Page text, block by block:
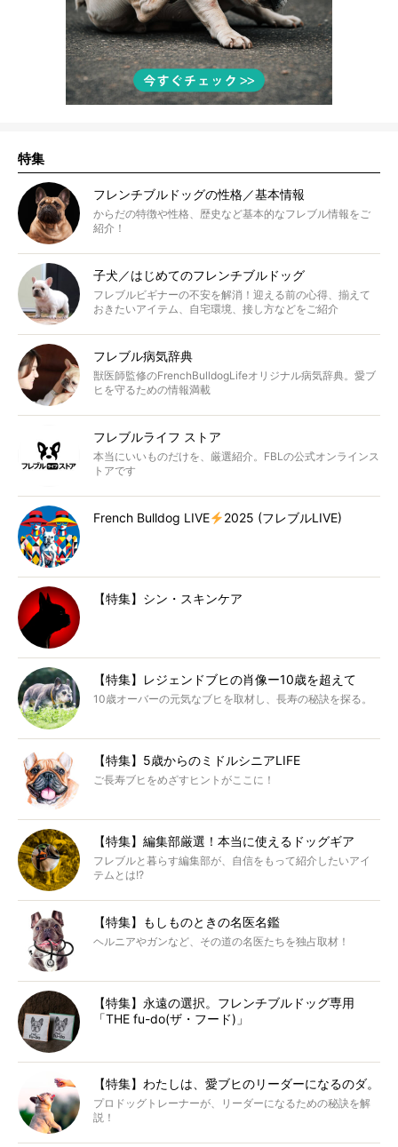
特集
フレンチブルドッグの性格／基本情報
からだの特徴や性格、歴史など基本的なフレブル情報をご
紹介！
子犬／はじめてのフレンチブルドッグ
フレブルビギナーの不安を解消！迎える前の心得、揃えて
おきたいアイテム、自宅環境、接し方などをご紹介
フレブル病気辞典
獣医師監修のFrenchBulldogLifeオリジナル病気辞典。愛ブ
ヒを守るための情報満載
フレブルライフ ストア
本当にいいものだけを、厳選紹介。FBLの公式オンラインス
トアです
French Bulldog LIVE 2025 (フレブルLIVE)
【特集】シン・スキンケア
【特集】レジェンドブヒの肖像ー10歳を超えて
10歳オーバーの元気なブヒを取材し、長寿の秘訣を探る。
【特集】5歳からのミドルシニアLIFE
ご長寿ブヒをめざすヒントがここに！
【特集】編集部厳選！本当に使えるドッグギア
フレブルと暮らす編集部が、自信をもって紹介したいアイ
テムとは!?
【特集】もしものときの名医名鑑
ヘルニアやガンなど、その道の名医たちを独占取材！
【特集】永遠の選択。フレンチブルドッグ専用
「THE fu-do(ザ・フード)」
【特集】わたしは、愛ブヒのリーダーになるのダ。
プロドッグトレーナーが、リーダーになるための秘訣を解
説！